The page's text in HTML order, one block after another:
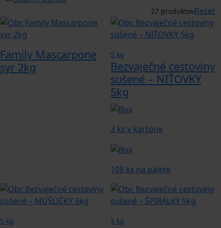
27 produktovReset
Family Mascarpone
syr 2kg
5 kg
Bezvaječné cestoviny
sušené – NIŤOVKY
5kg
3 ks v kartóne
108 ks na palete
5 kg 5 kg